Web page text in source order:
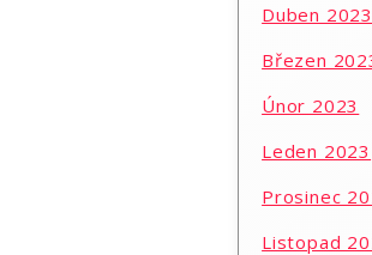
Duben 2023
Březen
Únor 2023
Leden 2023
Prosinec
Listopad